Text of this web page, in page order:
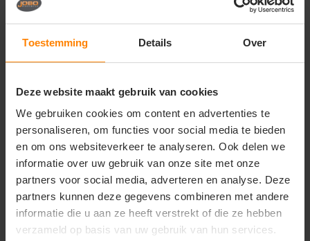
Toestemming Details Over
Deze website maakt gebruik van cookies
We gebruiken cookies om content en advertenties te
personaliseren, om functies voor social media te bieden
en om ons websiteverkeer te analyseren. Ook delen we
informatie over uw gebruik van onze site met onze
partners voor social media, adverteren en analyse. Deze
partners kunnen deze gegevens combineren met andere
informatie die u aan ze heeft verstrekt of die ze hebben
verzameld op basis van uw gebruik van hun services.
Beschrijving Reviews (0)
{"qty":15,"clr":"Black","szs":{"M":15},"prnts":
[{"pp":"Achterzijde","pt":"Borduring","ct":"Vier of
meer kleuren"}]}
Vragen? Neem contact
op met onze
klantenservice